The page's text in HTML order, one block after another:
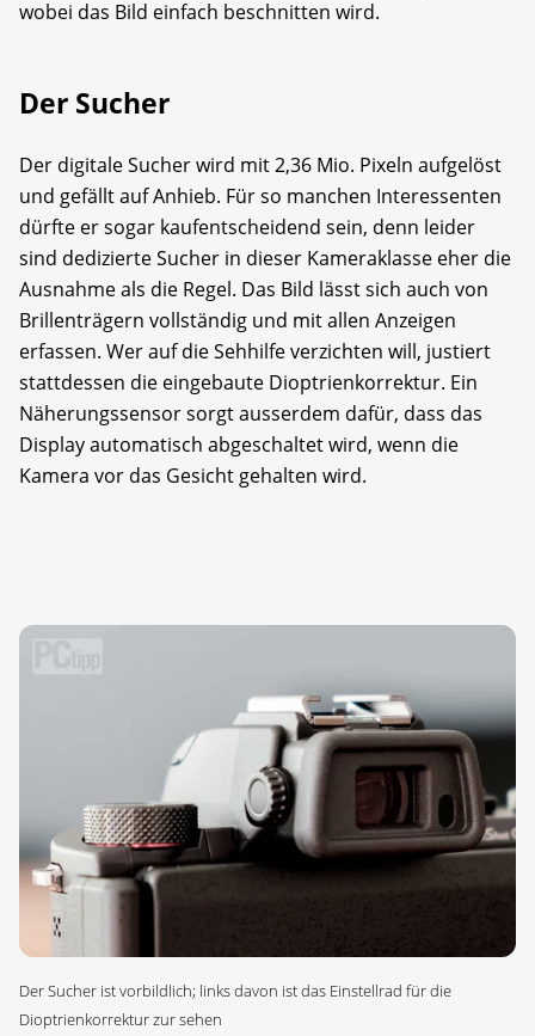
wobei das Bild einfach beschnitten wird.
Der Sucher
Der digitale Sucher wird mit 2,36 Mio. Pixeln aufgelöst
und gefällt auf Anhieb. Für so manchen Interessenten
dürfte er sogar kaufentscheidend sein, denn leider
sind dedizierte Sucher in dieser Kameraklasse eher die
Ausnahme als die Regel. Das Bild lässt sich auch von
Brillenträgern vollständig und mit allen Anzeigen
erfassen. Wer auf die Sehhilfe verzichten will, justiert
stattdessen die eingebaute Dioptrienkorrektur. Ein
Näherungssensor sorgt ausserdem dafür, dass das
Display automatisch abgeschaltet wird, wenn die
Kamera vor das Gesicht gehalten wird.
Der Sucher ist vorbildlich; links davon ist das Einstellrad für die
Dioptrienkorrektur zur sehen